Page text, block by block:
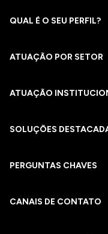
QUAL É O SEU PERFIL?
ATUAÇÃO POR SETOR
ATUAÇÃO
SOLUÇÕES
PERGUNTAS CHAVES​
CANAIS DE CONTATO